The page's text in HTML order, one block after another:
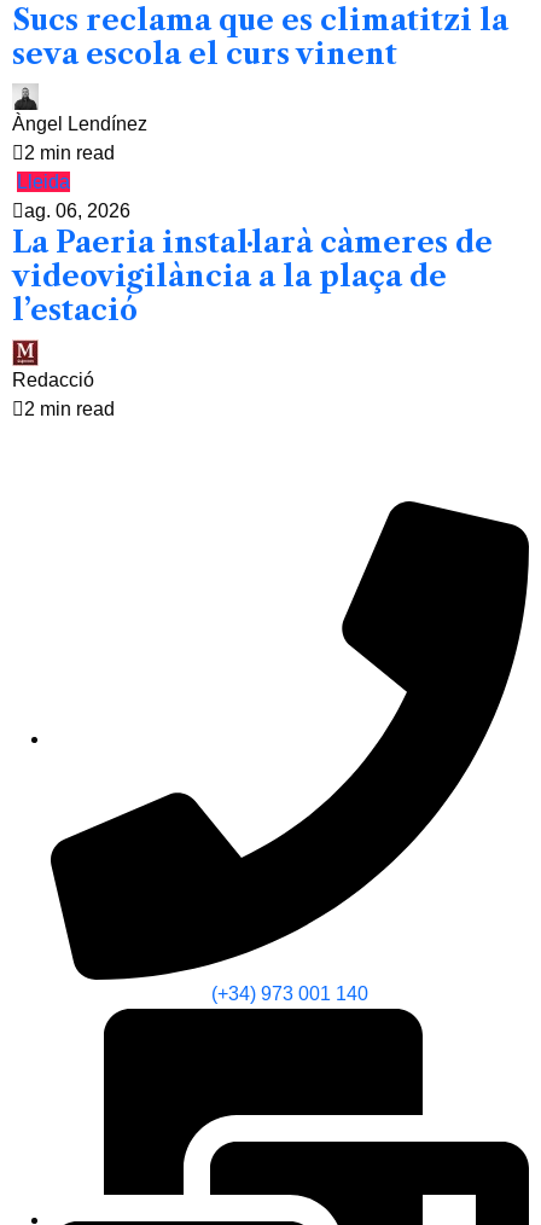
Sucs reclama que es climatitzi la
seva escola el curs vinent
Àngel Lendínez
2 min read
Lleida
ag. 06, 2026
La Paeria instal·larà càmeres de
videovigilància a la plaça de
l’estació
Redacció
2 min read
(+34) 973 001 140